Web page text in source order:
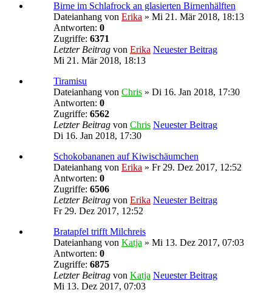
Birne im Schlafrock an glasierten Birnenhälften
Dateianhang von Erika » Mi 21. Mär 2018, 18:13
Antworten: 0
Zugriffe: 6371
Letzter Beitrag von Erika Neuester Beitrag
Mi 21. Mär 2018, 18:13
Tiramisu
Dateianhang von Chris » Di 16. Jan 2018, 17:30
Antworten: 0
Zugriffe: 6562
Letzter Beitrag von Chris Neuester Beitrag
Di 16. Jan 2018, 17:30
Schokobananen auf Kiwischäumchen
Dateianhang von Erika » Fr 29. Dez 2017, 12:52
Antworten: 0
Zugriffe: 6506
Letzter Beitrag von Erika Neuester Beitrag
Fr 29. Dez 2017, 12:52
Bratapfel trifft Milchreis
Dateianhang von Katja » Mi 13. Dez 2017, 07:03
Antworten: 0
Zugriffe: 6875
Letzter Beitrag von Katja Neuester Beitrag
Mi 13. Dez 2017, 07:03